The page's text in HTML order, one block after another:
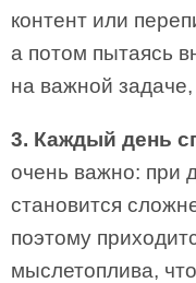
контент или
а потом пытаясь
на важной
3. Каждый день
очень важно: при
становится
поэтому
мыслетоплива,